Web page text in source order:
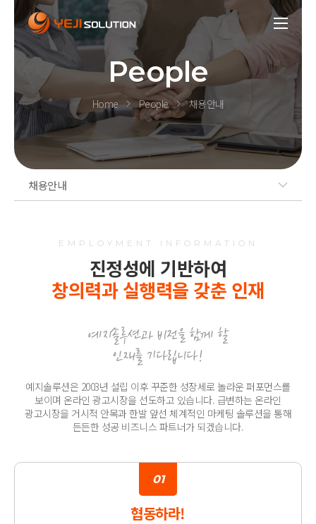
People
Home People 채용안내
채용안내
EMPLOYMENT INFORMATION
진정성에 기반하여
창의력과 실행력을 갖춘 인재
예지솔루션과 비전을 함께 할
인재를 기다립니다!
예지솔루션은 2003년 설립 이후 꾸준한 성장세로 놀라운 퍼포먼스를
보이며 온라인 광고시장을 선도하고 있습니다. 급변하는 온라인
광고시장을 거시적 안목과 한발 앞선 체계적인 마케팅 솔루션을 통해
든든한 성공 비즈니스 파트너가 되겠습니다.
01
협동하라!